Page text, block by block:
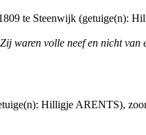
te Steenwijk (getuige(n):
Zij waren volle neef en nicht
Hilligje ARENTS),